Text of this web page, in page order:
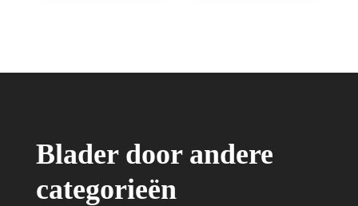
Blader door andere
categorieën